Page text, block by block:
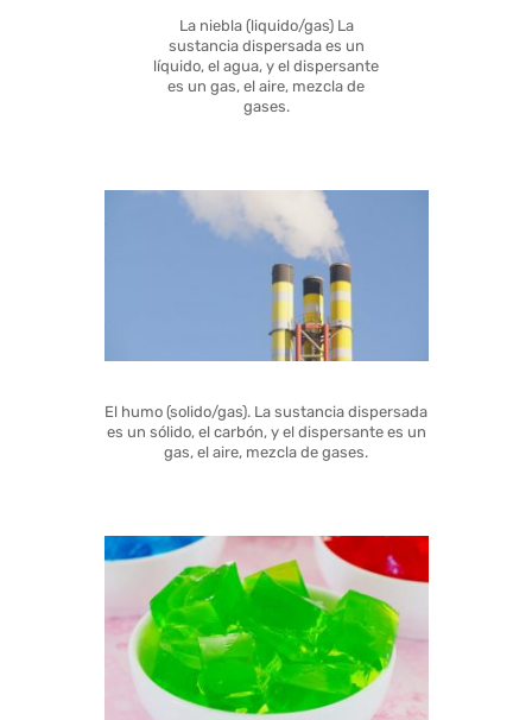
La niebla (liquido/gas) La
sustancia dispersada es un
líquido, el agua, y el dispersante
es un gas, el aire, mezcla de
gases.
El humo (solido/gas). La sustancia dispersada
es un sólido, el carbón, y el dispersante es un
gas, el aire, mezcla de gases.